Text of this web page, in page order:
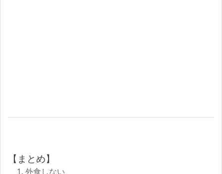
【まとめ】
1. 外食しない